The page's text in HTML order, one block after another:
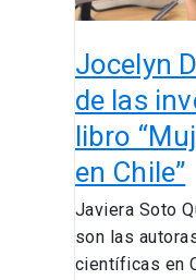
Jocelyn
de las
libro
en Chile”
Javiera Soto
son las
científicas en
libro
científicas
en
Chile”